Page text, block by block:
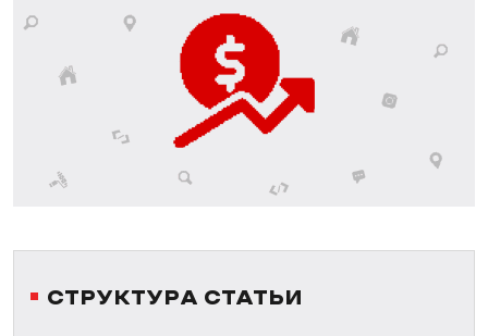
СТРУКТУРА СТАТЬИ